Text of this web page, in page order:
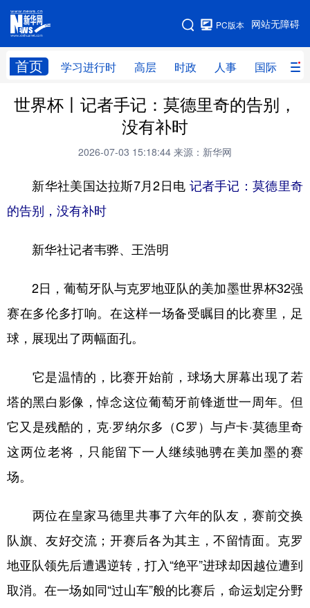
网站无障碍
PC版本
首页 学习进行时 高层 时政 人事 国际 财
网站地图
学习进行时 高层 时政 人事
财经 网评
科技 科创 量子 体育
文化
访谈 视频
食品 人居 信息化 数字经济
学术中国 乡村振兴
彩票 娱乐 时尚 悦读
公益 一带一路 亚太网 上市公司
文化产业
北京 天津 河北 山西
辽宁 吉林 上海 江苏
浙江 安徽 福建 江西
世界杯丨记者手记：莫德里奇的告别，
没有补时
2026-07-03 15:18:44 来源：新华网
新华社美国达拉斯7月2日电 记者手记：莫德里奇
的告别，没有补时
新华社记者韦骅、王浩明
2日，葡萄牙队与克罗地亚队的美加墨世界杯32强
赛在多伦多打响。在这样一场备受瞩目的比赛里，足
球，展现出了两幅面孔。
它是温情的，比赛开始前，球场大屏幕出现了若
塔的黑白影像，悼念这位葡萄牙前锋逝世一周年。但
它又是残酷的，克·罗纳尔多（C罗）与卢卡·莫德里奇
这两位老将，只能留下一人继续驰骋在美加墨的赛
场。
两位在皇家马德里共事了六年的队友，赛前交换
队旗、友好交流；开赛后各为其主，不留情面。克罗
地亚队领先后遭遇逆转，打入“绝平”进球却因越位遭到
取消。在一场如同“过山车”般的比赛后，命运划定分野